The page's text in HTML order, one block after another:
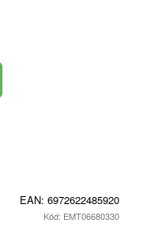
EAN: 6972622485920
Kód: EMT06680330